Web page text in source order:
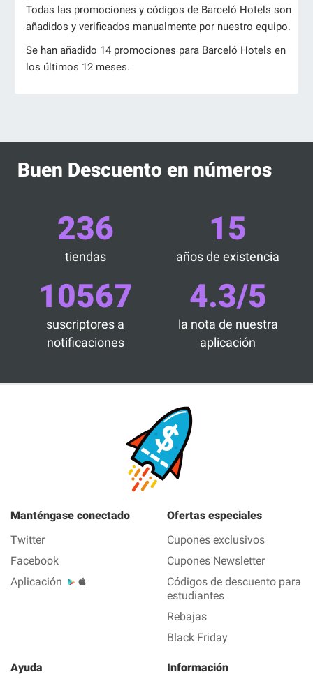
Todas las promociones y códigos de Barceló Hotels son
añadidos y verificados manualmente por nuestro equipo.
Se han añadido 14 promociones para Barceló Hotels en
los últimos 12 meses.
Buen Descuento en números
236
tiendas
15
años de existencia
10567
suscriptores a
notificaciones
4.3/5
la nota de nuestra
aplicación
Manténgase conectado
Twitter
Facebook
Aplicación
Ofertas especiales
Cupones exclusivos
Cupones Newsletter
Códigos de descuento para
estudiantes
Rebajas
Black Friday
Ayuda Información